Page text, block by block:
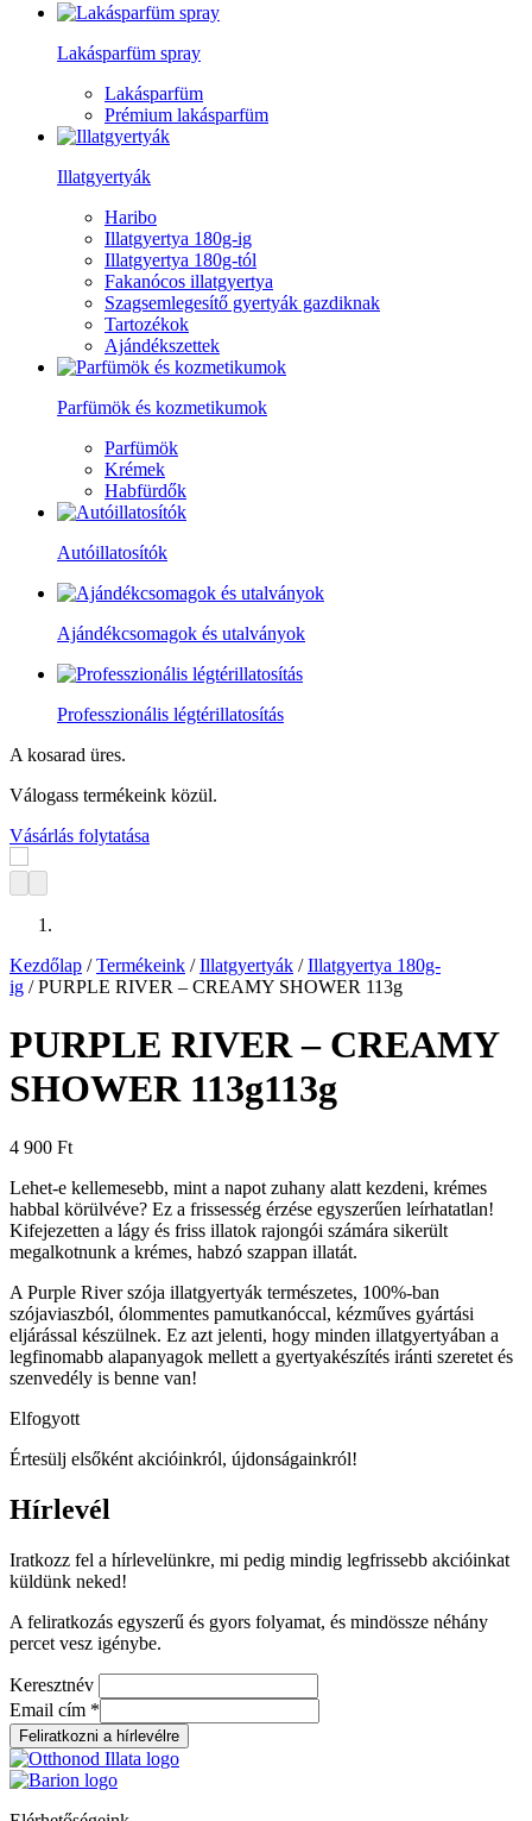
Lakásparfüm spray
Lakásparfüm
Prémium lakásparfüm
Illatgyertyák
Haribo
Illatgyertya 180g-ig
Illatgyertya 180g-tól
Fakanócos illatgyertya
Szagsemlegesítő gyertyák gazdiknak
Tartozékok
Ajándékszettek
Parfümök és kozmetikumok
Parfümök
Krémek
Habfürdők
Autóillatosítók
Ajándékcsomagok és utalványok
Professzionális légtérillatosítás
A kosarad üres.
Válogass termékeink közül.
Vásárlás folytatása
Kezdőlap /Termékeink /Illatgyertyák /Illatgyertya 180g-
ig / PURPLE RIVER – CREAMY SHOWER 113g
PURPLE RIVER – CREAMY
SHOWER 113g113g
4 900 Ft
Lehet-e kellemesebb, mint a napot zuhany alatt kezdeni, krémes
habbal körülvéve? Ez a frissesség érzése egyszerűen leírhatatlan!
Kifejezetten a lágy és friss illatok rajongói számára sikerült
megalkotnunk a krémes, habzó szappan illatát.
A Purple River szója illatgyertyák természetes, 100%-ban
szójaviaszból, ólommentes pamutkanóccal, kézműves gyártási
eljárással készülnek. Ez azt jelenti, hogy minden illatgyertyában a
legfinomabb alapanyagok mellett a gyertyakészítés iránti szeretet és
szenvedély is benne van!
Elfogyott
Értesülj elsőként akcióinkról, újdonságainkról!
Hírlevél
Iratkozz fel a hírlevelünkre, mi pedig mindig legfrissebb akcióinkat
küldünk neked!
A feliratkozás egyszerű és gyors folyamat, és mindössze néhány
percet vesz igénybe.
Keresztnév
Email cím *